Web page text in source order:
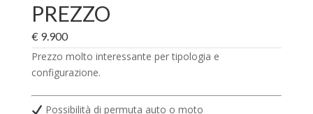
PREZZO
€ 9.900
Prezzo molto interessante per tipologia e
configurazione.
Possibilità di permuta auto o moto